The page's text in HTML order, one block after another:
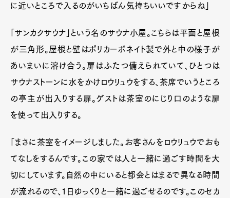
に近いところで入るのがいちばん気持ちいいですからね」
「サンカクサウナ」という名のサウナ小屋。こちらは平面と屋根
が三角形。屋根と壁はポリカーボネイト製で外と中の様子が
あいまいに溶け合う。扉はふたつ備えられていて、ひとつは
サウナストーンに水をかけロウリュウをする、茶席でいうところ
の亭主が出入りする扉。ゲストは茶室のにじり口のような扉
を使って出入りする。
「まさに茶室をイメージしました。お客さんをロウリュウでおも
てなしをするんです。この家では人と一緒に過ごす時間を大
切にしています。自然の中にいると都会とはまるで異なる時間
が流れるので、1日ゆっくりと一緒に過ごせるのです。このセカ